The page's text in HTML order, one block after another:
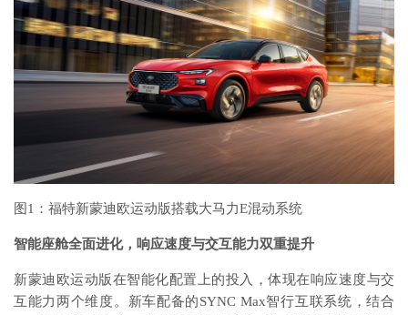
图1：福特新蒙迪欧运动版搭载大马力E混动系统
智能座舱全面进化， 响应速度与交互能力双重提升
新蒙迪欧运动版在智能化配置上的投入，体现在响应速度与交
互能力两个维度。新车配备的SYNC Max智行互联系统，结合